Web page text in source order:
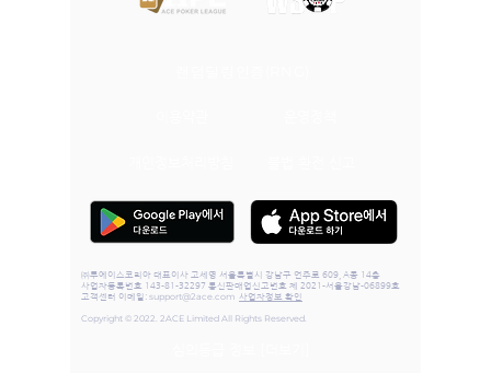
㈜투에이스코리아 대표이사 고세영 서울특별시 강남구 언주로 609, A동 14층
사업자등록번호 143-81-32297 통신판매업신고번호 제 2021-서울강남-06899호
고객센터 이메일: support@2ace.com 사업자정보 확인
Copyright © 2022. 2ACE Limited All Rights Reserved.